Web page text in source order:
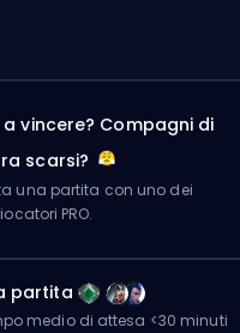
a vincere? Compagni di
scarsi?
una partita con uno dei
PRO.
partita
medio di attesa <30 minuti